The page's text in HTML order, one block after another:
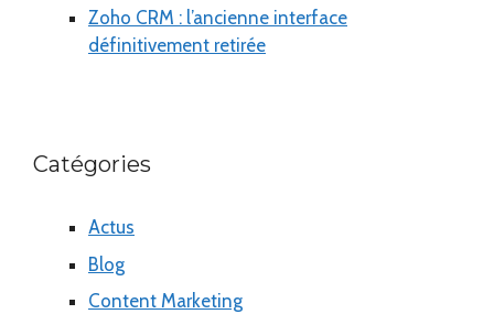
Zoho CRM : l’ancienne interface
définitivement retirée
Catégories
Actus
Blog
Content Marketing